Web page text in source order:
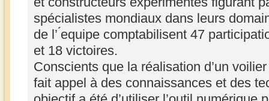
spécialistes mondiaux dans leurs
de l’ ́equipe comptabilisent 47
et 18 victoires.
Conscients que la réalisation d’un
fait appel à des connaissances et des